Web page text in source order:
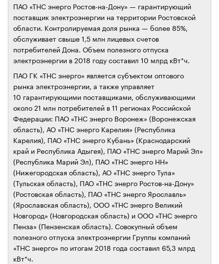
ПАО «ТНС энерго Ростов-на-Дону» — гарантирующий
поставщик электроэнергии на территории Ростовской
области. Контролируемая доля рынка — более 85%,
обслуживает свыше 1,5 млн лицевых счетов
потребителей Дона. Объем полезного отпуска
электроэнергии в 2018 году составил 10 млрд кВт*ч.
ПАО ГК «ТНС энерго» является субъектом оптового
рынка электроэнергии, а также управляет
10 гарантирующими поставщиками, обслуживающими
около 21 млн потребителей в 11 регионах Российской
Федерации: ПАО «ТНС энерго Воронеж» (Воронежская
область), АО «ТНС энерго Карелия» (Республика
Карелия), ПАО «ТНС энерго Кубань» (Краснодарский
край и Республика Адыгея), ПАО «ТНС энерго Марий Эл»
(Республика Марий Эл), ПАО «ТНС энерго НН»
(Нижегородская область), АО «ТНС энерго Тула»
(Тульская область), ПАО «ТНС энерго Ростов-на-Дону»
(Ростовская область), ПАО «ТНС энерго Ярославль»
(Ярославская область), ООО «ТНС энерго Великий
Новгород» (Новгородская область) и ООО «ТНС энерго
Пенза» (Пензенская область). Совокупный объем
полезного отпуска электроэнергии Группы компаний
«ТНС энерго» по итогам 2018 года составил 65,3 млрд
кВт*ч.